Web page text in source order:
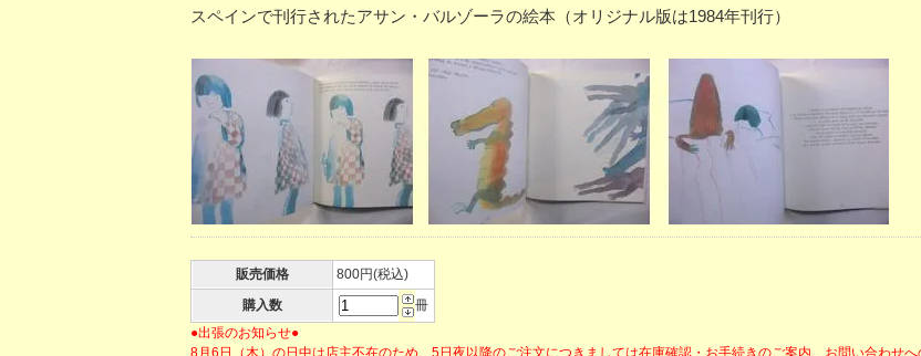
スペインで刊行されたアサン・バルゾーラの絵本（オリジナル版は1984年刊行）
販売価格
800円(税込)
購入数
冊
●出張のお知らせ●
8月6日（木）の日中は店主不在のため、5日夜以降のご注文につきましては在庫確認・お手続きのご案内、お問い合わせ